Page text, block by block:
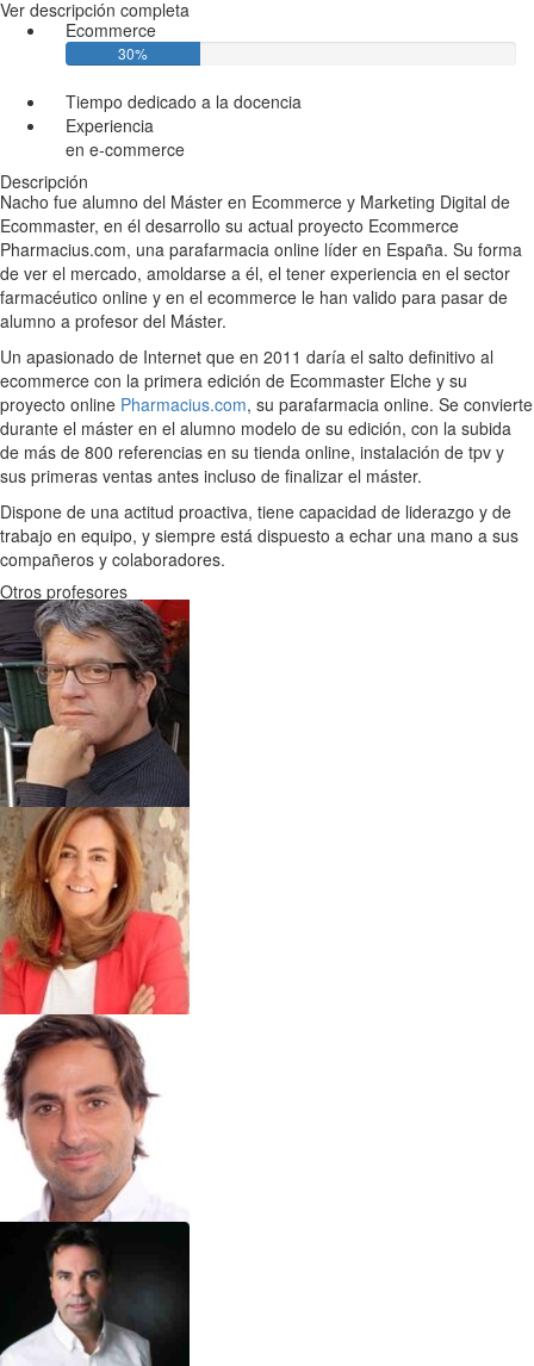
Ver descripción completa
Ecommerce
30%
Tiempo dedicado a la docencia
Experiencia
en e-commerce
Descripción
Nacho fue alumno del Máster en Ecommerce y Marketing Digital de
Ecommaster, en él desarrollo su actual proyecto Ecommerce
Pharmacius.com, una parafarmacia online líder en España. Su forma
de ver el mercado, amoldarse a él, el tener experiencia en el sector
farmacéutico online y en el ecommerce le han valido para pasar de
alumno a profesor del Máster.
Un apasionado de Internet que en 2011 daría el salto definitivo al
ecommerce con la primera edición de Ecommaster Elche y su
proyecto online Pharmacius.com, su parafarmacia online. Se convierte
durante el máster en el alumno modelo de su edición, con la subida
de más de 800 referencias en su tienda online, instalación de tpv y
sus primeras ventas antes incluso de finalizar el máster.
Dispone de una actitud proactiva, tiene capacidad de liderazgo y de
trabajo en equipo, y siempre está dispuesto a echar una mano a sus
compañeros y colaboradores.
Otros profesores